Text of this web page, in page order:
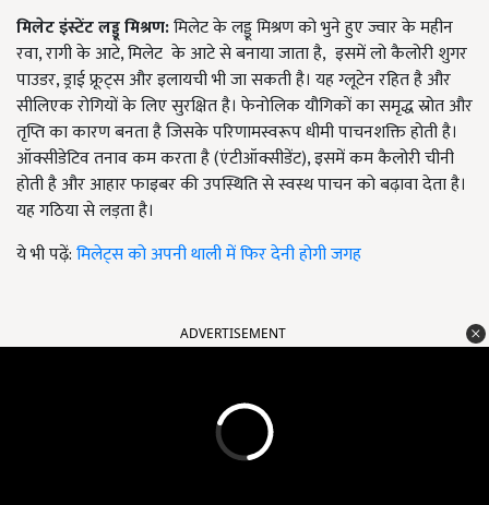
मिलेट इंस्टेंट लड्डू मिश्रण:मिलेट के लड्डू मिश्रण को भुने हुए ज्वार के महीन
रवा, रागी के आटे, मिलेट के आटे से बनाया जाता है, इसमें लो कैलोरी शुगर
पाउडर, ड्राई फ्रूट्स और इलायची भी जा सकती है। यह ग्लूटेन रहित है और
सीलिएक रोगियों के लिए सुरक्षित है। फेनोलिक यौगिकों का समृद्ध स्रोत और
तृप्ति का कारण बनता है जिसके परिणामस्वरूप धीमी पाचनशक्ति होती है।
ऑक्सीडेटिव तनाव कम करता है (एंटीऑक्सीडेंट), इसमें कम कैलोरी चीनी
होती है और आहार फाइबर की उपस्थिति से स्वस्थ पाचन को बढ़ावा देता है।
यह गठिया से लड़ता है।
ये भी पढ़ें:मिलेट्स को अपनी थाली में फिर देनी होगी जगह
ADVERTISEMENT